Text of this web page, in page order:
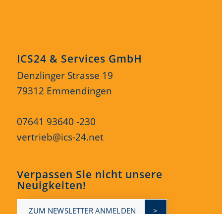
ICS24 & Services GmbH
Denzlinger Strasse 19
79312 Emmendingen
07641 93640 -230
vertrieb@ics-24.net
Verpassen Sie nicht unsere
Neuigkeiten!
ZUM NEWSLETTER ANMELDEN